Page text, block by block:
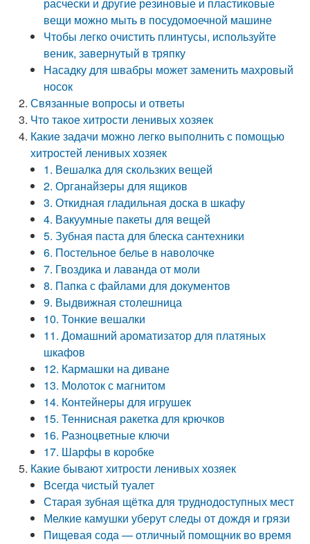
вещи можно мыть в посудомоечной машине
Чтобы легко очистить плинтусы, используйте
веник, завернутый в тряпку
Насадку для швабры может заменить махровый
носок
Связанные вопросы и ответы
Что такое хитрости ленивых хозяек
Какие задачи можно легко выполнить с помощью
хитростей ленивых хозяек
1. Вешалка для скользких вещей
2. Органайзеры для ящиков
3. Откидная гладильная доска в шкафу
4. Вакуумные пакеты для вещей
5. Зубная паста для блеска сантехники
6. Постельное белье в наволочке
7. Гвоздика и лаванда от моли
8. Папка с файлами для документов
9. Выдвижная столешница
10. Тонкие вешалки
11. Домашний ароматизатор для платяных
шкафов
12. Кармашки на диване
13. Молоток с магнитом
14. Контейнеры для игрушек
15. Теннисная ракетка для крючков
16. Разноцветные ключи
17. Шарфы в коробке
Какие бывают хитрости ленивых хозяек
Всегда чистый туалет
Старая зубная щётка для труднодоступных мест
Мелкие камушки уберут следы от дождя и грязи
Пищевая сода — отличный помощник во время